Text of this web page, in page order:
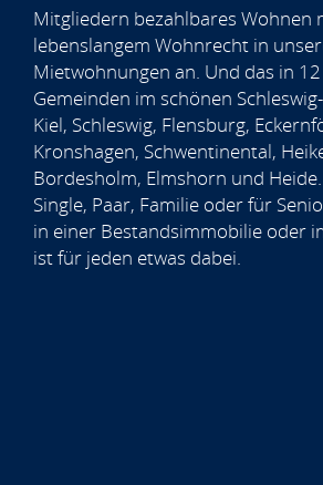
Mitgliedern bezahlbares Wohnen
lebenslangem Wohnrecht in
Mietwohnungen an. Und das in
Gemeinden im schönen
Kiel, Schleswig, Flensburg,
Kronshagen, Schwentinental,
Bordesholm, Elmshorn und
Single, Paar, Familie oder für
in einer Bestandsimmobilie oder
ist für jeden etwas dabei.